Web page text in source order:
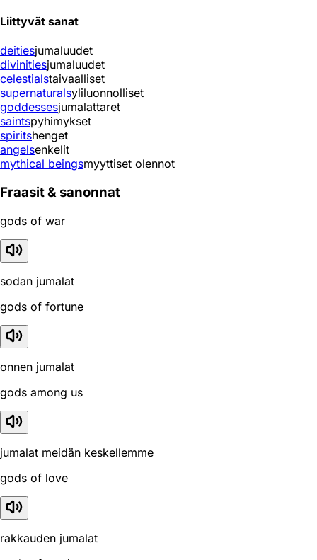
Liittyvät sanat
deitiesjumaluudet
divinitiesjumaluudet
celestialstaivaalliset
supernaturalsyliluonnolliset
goddessesjumalattaret
saintspyhimykset
spiritshenget
angelsenkelit
mythical beingsmyyttiset olennot
Fraasit & sanonnat
gods of war
sodan jumalat
gods of fortune
onnen jumalat
gods among us
jumalat meidän keskellemme
gods of love
rakkauden jumalat